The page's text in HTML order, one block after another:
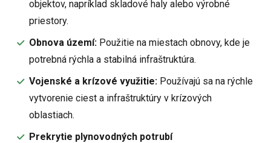
objektov, napríklad skladové haly alebo výrobné
priestory.
Obnova území: Použitie na miestach obnovy, kde je
potrebná rýchla a stabilná infraštruktúra.
Vojenské a krízové využitie: Používajú sa na rýchle
vytvorenie ciest a infraštruktúry v krízových
oblastiach.
Prekrytie plynovodných potrubí